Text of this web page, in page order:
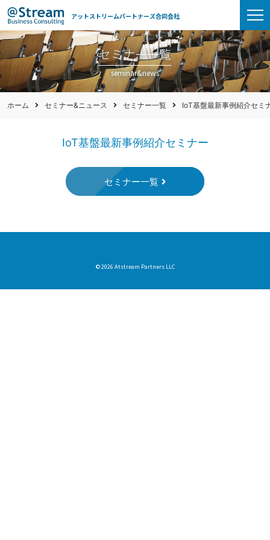
アットストリームパートナーズ合同会社
セミナー一覧
seminar&news
ホーム セミナー&ニュース セミナー一覧 IoT基盤最新事例紹介セミ
IoT基盤最新事例紹介セミナー
セミナー一覧
© 2026 Atstream Partners LLC